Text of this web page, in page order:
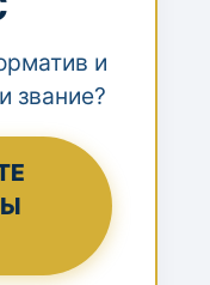
и
звание?